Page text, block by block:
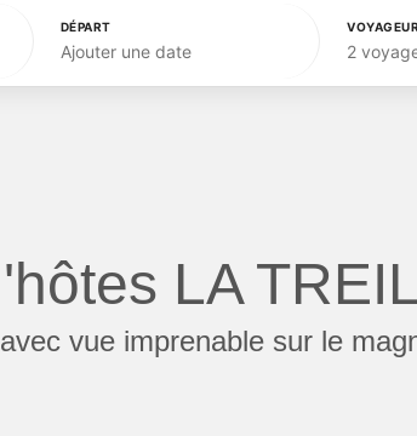
DÉPART
Ajouter une date 2
LA
vue imprenable sur le